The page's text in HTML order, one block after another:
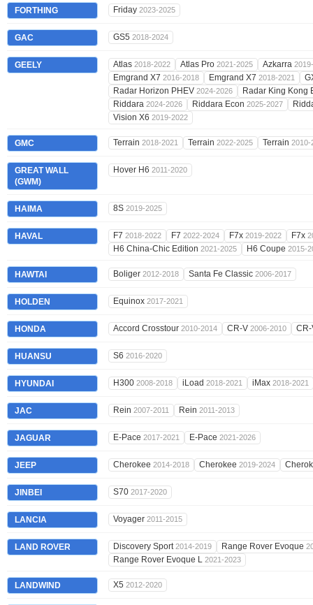
FORTHING Friday 2023-2025
GAC GS5 2018-2024
GEELY Atlas 2018-2022 Atlas Pro 2021-2025 Azkarra
Emgrand X7 2016-2018 Emgrand X7 2018-2021
Radar Horizon PHEV 2024-2026
Radar King Kong
Riddara 2024-2026 Riddara Econ 2025-2027
Vision X6 2019-2022
GMC Terrain 2018-2021 Terrain 2022-2025 Terrain 2010-
GREAT WALL
(GWM)
Hover H6 2011-2020
HAIMA 8S 2019-2025
HAVAL F7 2018-2022 F7 2022-2024 F7x 2019-2022 F7x
H6 China-Chic Edition 2021-2025 H6 Coupe 2015-
HAWTAI Boliger 2012-2018 Santa Fe Classic 2006-2017
HOLDEN Equinox 2017-2021
HONDA Accord Crosstour 2010-2014 CR-V 2006-2010
HUANSU S6 2016-2020
HYUNDAI H300 2008-2018 iLoad 2018-2021 iMax 2018-2021
JAC Rein 2007-2011 Rein 2011-2013
JAGUAR E-Pace 2017-2021 E-Pace 2021-2026
JEEP Cherokee 2014-2018 Cherokee 2019-2024
JINBEI S70 2017-2020
LANCIA Voyager 2011-2015
LAND ROVER Discovery Sport2014-2019 Range Rover Evoque
Range Rover Evoque L 2021-2023
LANDWIND X5 2012-2020